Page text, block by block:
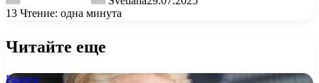
13 Чтение: одна минута
Читайте еще
Разное